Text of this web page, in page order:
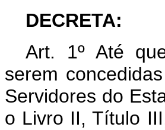
DECRETA:
Art. 1º Até
serem
Servidores do
o Livro II, Título